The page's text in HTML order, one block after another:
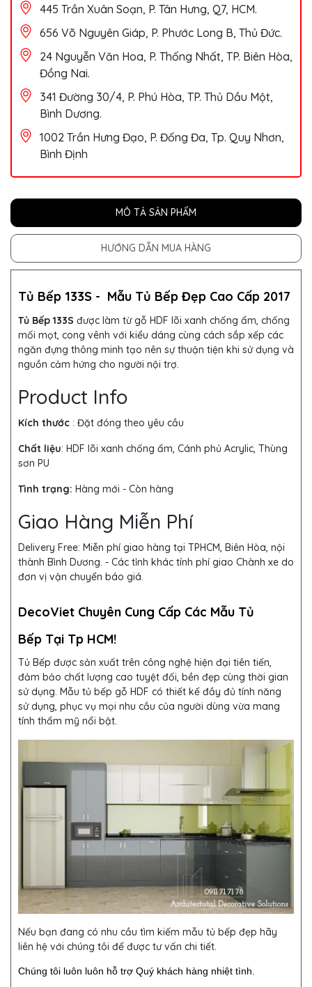
445 Trần Xuân Soạn, P. Tân Hưng, Q7, HCM.
656 Võ Nguyên Giáp, P. Phước Long B, Thủ Đức.
24 Nguyễn Văn Hoa, P. Thống Nhất, TP. Biên Hòa,
Đồng Nai.
341 Đường 30/4, P. Phú Hòa, TP. Thủ Dầu Một,
Bình Dương.
1002 Trần Hưng Đạo, P. Đống Đa, Tp. Quy Nhơn,
Bình Định
MÔ TẢ SẢN PHẨM
HƯỚNG DẪN MUA HÀNG
Tủ Bếp 133S - Mẫu Tủ Bếp Đẹp Cao Cấp 2017
Tủ Bếp 133S được làm từ gỗ HDF lõi xanh chống ẩm, chống
mối mọt, cong vênh với kiểu dáng cùng cách sắp xếp các
ngăn đựng thông minh tạo nên sự thuận tiện khi sử dụng và
nguồn cảm hứng cho người nội trợ.
Product Info
Kích thước : Đặt đóng theo yêu cầu
Chất liệu: HDF lõi xanh chống ẩm, Cánh phủ Acrylic, Thùng
sơn PU
Tình trạng: Hàng mới - Còn hàng
Giao Hàng Miễn Phí
Delivery Free: Miễn phí giao hàng tại TPHCM, Biên Hòa, nội
thành Bình Dương. - Các tỉnh khác tính phí giao Chành xe do
đơn vị vận chuyển báo giá.
DecoViet Chuyên Cung Cấp Các Mẫu Tủ
Bếp Tại Tp HCM!
Tủ Bếp được sản xuất trên công nghệ hiện đại tiên tiến,
đảm bảo chất lượng cao tuyệt đối, bền đẹp cùng thời gian
sử dụng. Mẫu tủ bếp gỗ HDF có thiết kế đầy đủ tính năng
sử dụng, phục vụ mọi nhu cầu của người dùng vừa mang
tính thẩm mỹ nổi bật.
Nếu bạn đang có nhu cầu tìm kiếm mẫu tủ bếp đẹp hãy
liên hệ với chúng tôi để được tư vấn chi tiết.
Chúng tôi luôn luôn hỗ trợ Quý khách hàng nhiệt tình.